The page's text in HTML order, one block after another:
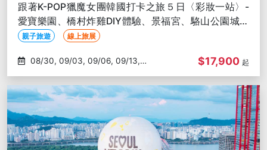
跟著K-POP獵魔女團韓國打卡之旅５日〈彩妝一站〉-
愛寶樂園、橋村炸雞DIY體驗、景福宮、駱山公園城廓
路-台中出發
親子旅遊 線上旅展
09/17
$17,900 起